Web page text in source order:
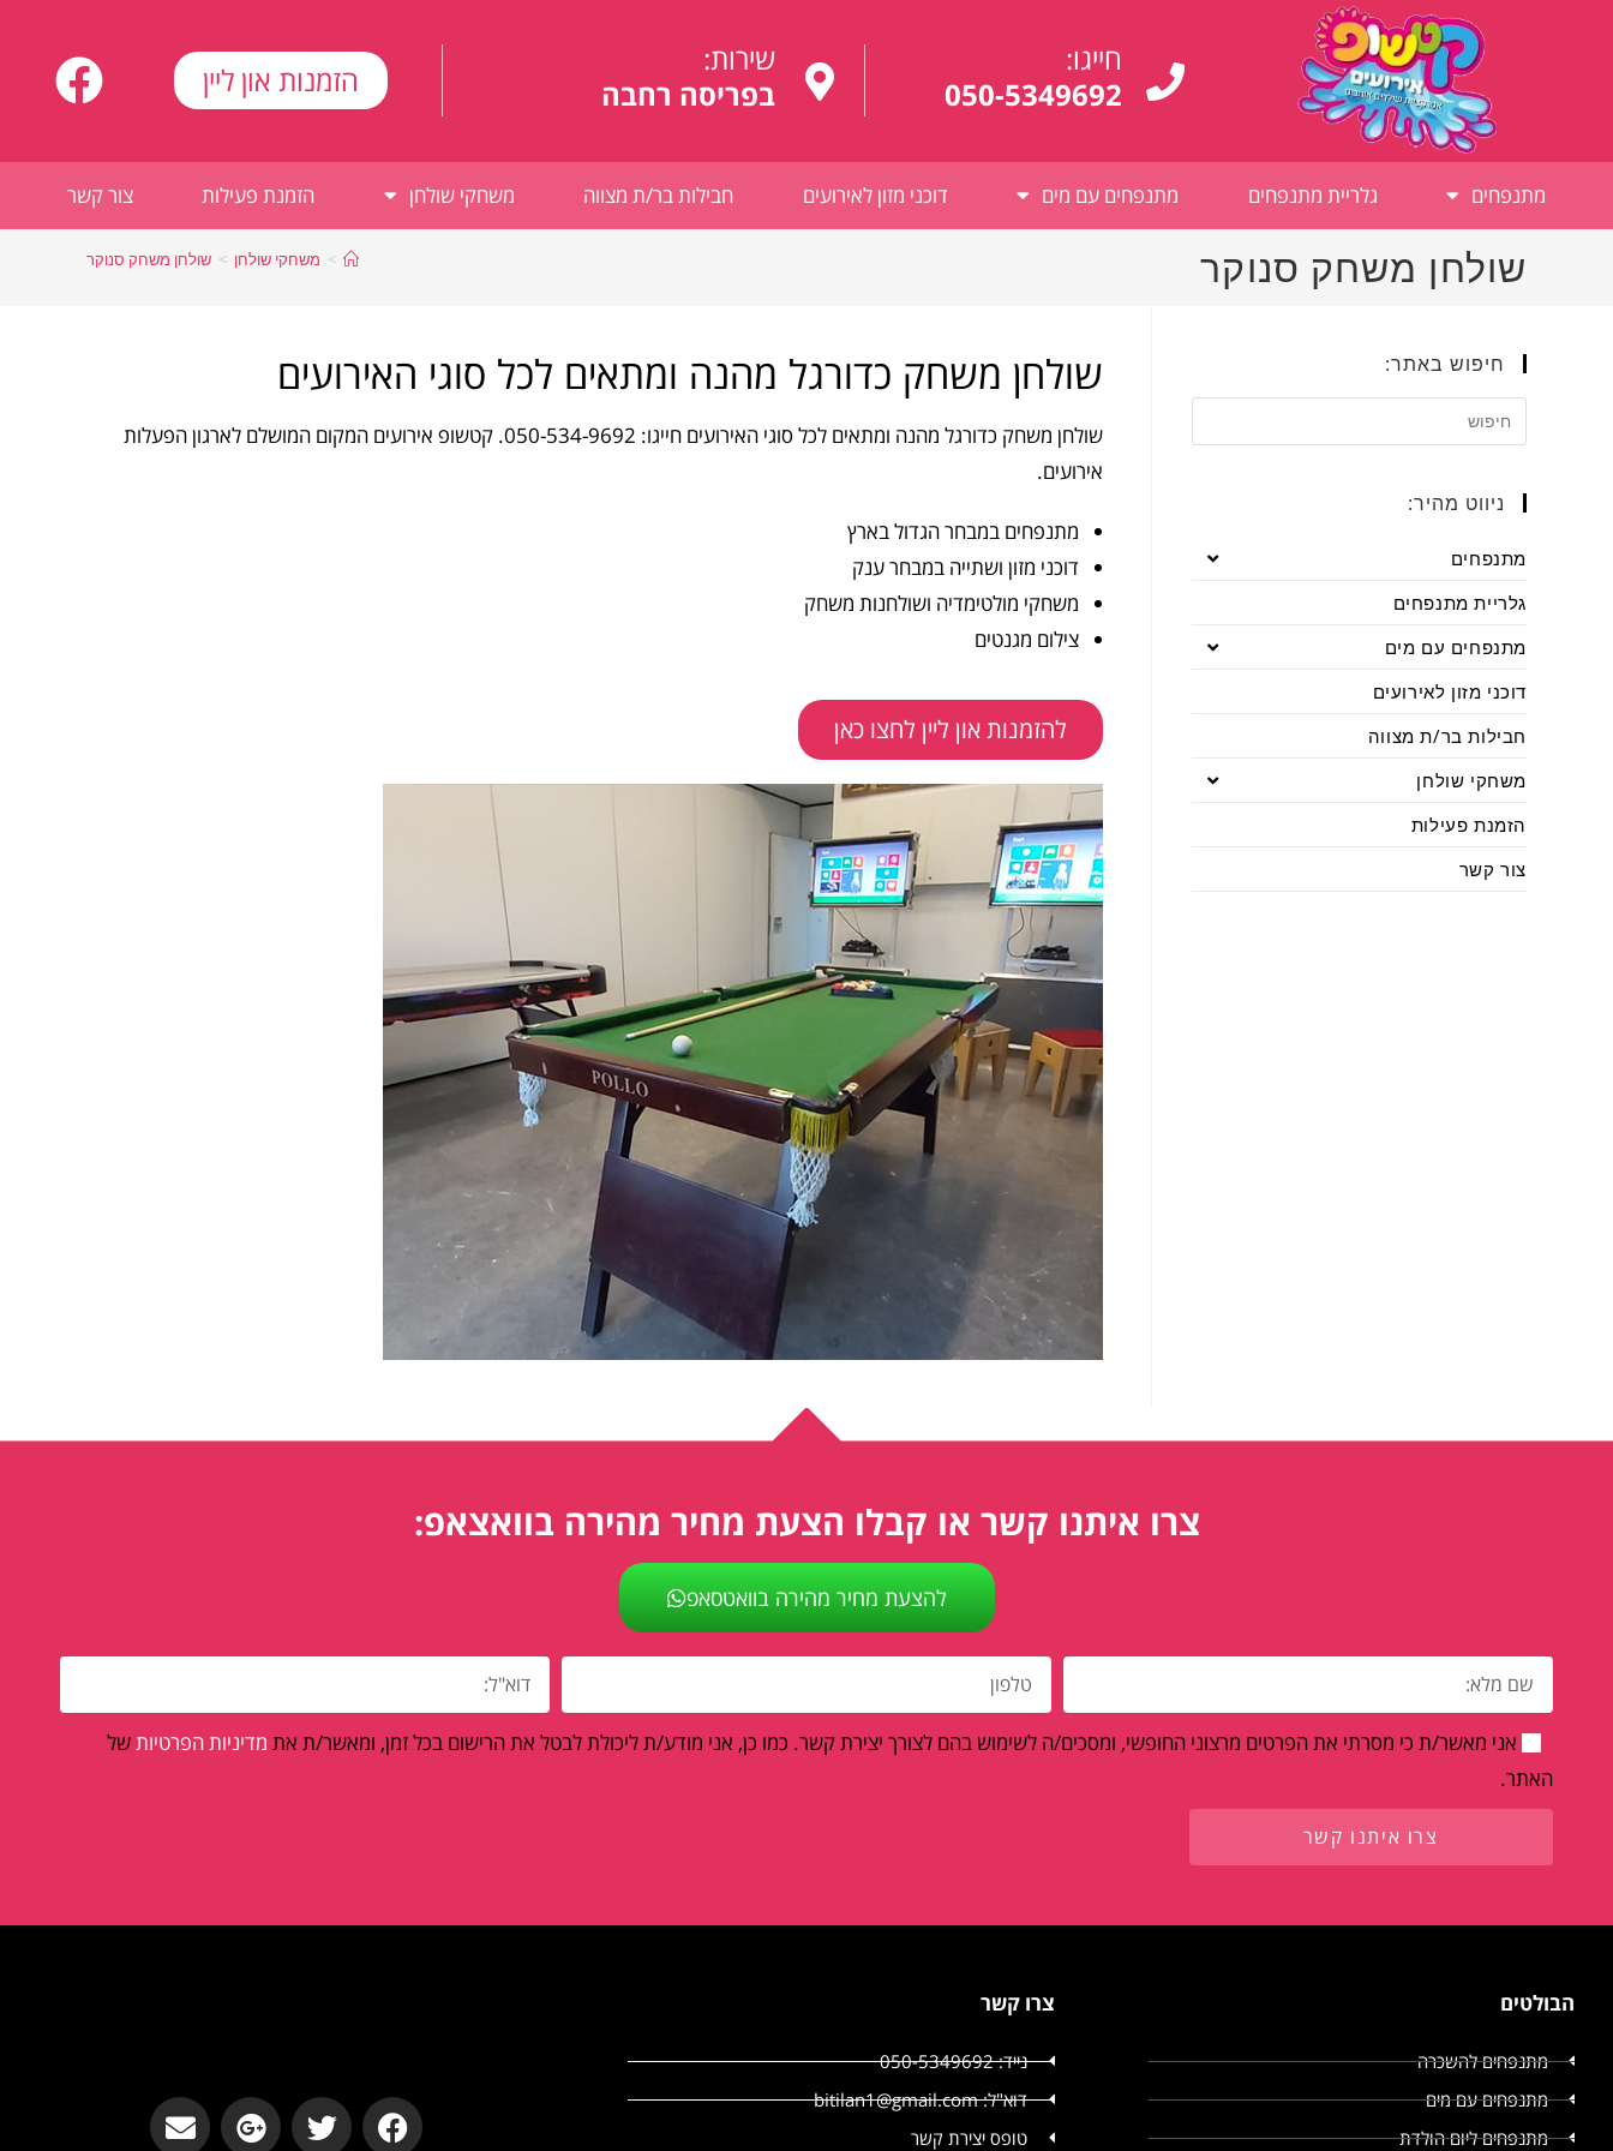
חייגו:
050-5349692
שירות:
בפריסה רחבה
הזמנות און ליין
מתנפחים גלריית מתנפחים מתנפחים עם מים דוכני מזון לאירועים חבילות בר/ת מצווה משחקי שולחן הזמנת פעילות צור קשר
שולחן משחק סנוקר > משחקי שולחן > שולחן משחק סנוקר
שולחן משחק כדורגל מהנה ומתאים לכל סוגי האירועים
שולחן משחק כדורגל מהנה ומתאים לכל סוגי האירועים חייגו: 050-534-9692. קטשופ אירועים המקום המושלם לארגון הפעלות
אירועים.
מתנפחים במבחר הגדול בארץ
דוכני מזון ושתייה במבחר ענק
משחקי מולטימדיה ושולחנות משחק
צילום מגנטים
להזמנות און ליין לחצו כאן
חיפוש באתר:
ניווט מהיר:
מתנפחים
גלריית מתנפחים
מתנפחים עם מים
דוכני מזון לאירועים
חבילות בר/ת מצווה
משחקי שולחן
הזמנת פעילות
צור קשר
צרו איתנו קשר או קבלו הצעת מחיר מהירה בוואצאפ:
להצעת מחיר מהירה בוואטסאפ
אני מאשר/ת כי מסרתי את הפרטים מרצוני החופשי, ומסכים/ה לשימוש בהם לצורך יצירת קשר. כמו כן, אני מודע/ת ליכולת לבטל את הרישום בכל זמן, ומאשר/ת את מדיניות הפרטיותשל
האתר.
צרו איתנו קשר
הבולטים
מתנפחים להשכרה
מתנפחים עם מים
מתנפחים ליום הולדת
צרו קשר
נייד: 050-5349692
דוא"ל: bitilan1@gmail.com
טופס יצירת קשר